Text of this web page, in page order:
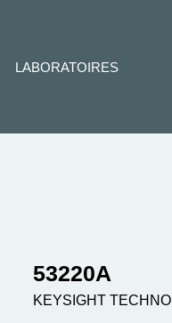
53220A
KEYSIGHT
LABORATOIRES